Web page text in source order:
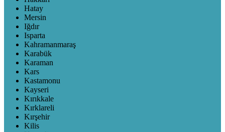
Hatay
Mersin
Iğdır
Isparta
Kahramanmaraş
Karabük
Karaman
Kars
Kastamonu
Kayseri
Kırıkkale
Kırklareli
Kırşehir
Kilis